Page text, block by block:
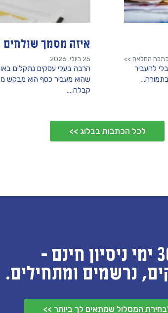
המלאה >>
להעביר
איזה מסמך שולחים
25 ביולי, 2026
הרבה בעלי עסקים נתקלים
שהוא מעביר כסף הוא מבקש
קבלה,…
לכל הכתבות בבלוג >>
חינם -
נרשמים ומתחילים.
המסלול שמתאים לך ביותר >>